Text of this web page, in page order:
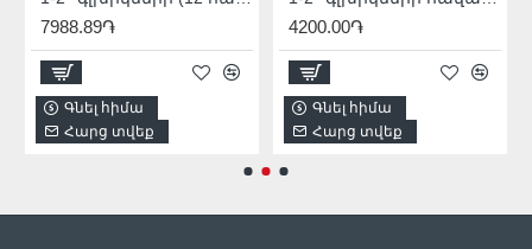
7988.89֏
Գնել հիմա
Հարց տվեք
4200.00֏
Գնել հիմա
Հարց տվեք